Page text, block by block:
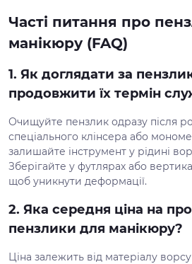
Часті питання про
манікюру (FAQ)
1. Як доглядати за
продовжити їх термін
Очищуйте пензлик одразу після
спеціального клінсера або
залишайте інструмент у рідині
Зберігайте у футлярах або
щоб уникнути деформації.
2. Яка середня ціна на
пензлики для манікюру?
Ціна залежить від матеріалу